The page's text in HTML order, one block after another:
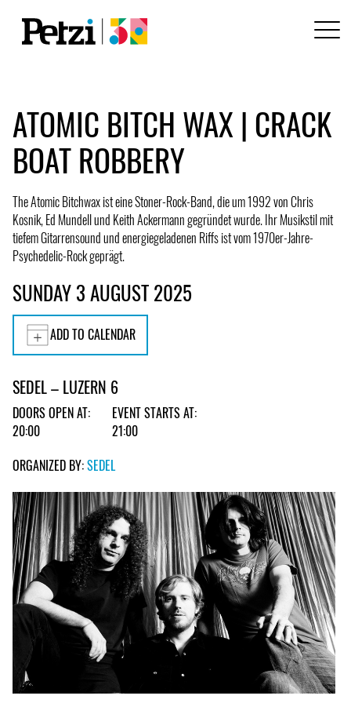
ATOMIC BITCH WAX | CRACK
BOAT ROBBERY
The Atomic Bitchwax ist eine Stoner-Rock-Band, die um 1992 von Chris
Kosnik, Ed Mundell und Keith Ackermann gegründet wurde. Ihr Musikstil mit
tiefem Gitarrensound und energiegeladenen Riffs ist vom 1970er-Jahre-
Psychedelic-Rock geprägt.
SUNDAY 3 AUGUST 2025
ADD TO CALENDAR
SEDEL – LUZERN 6
DOORS OPEN AT:
20:00
EVENT STARTS AT:
21:00
ORGANIZED BY:SEDEL